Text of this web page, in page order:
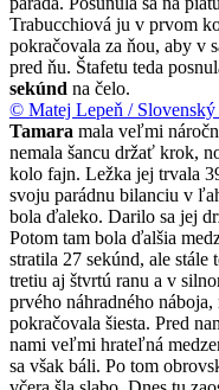
Trabucchiová ju v prvom
pokračovala za ňou, aby v
pred ňu. Štafetu teda
sekúnd na čelo.
© Matej Lepeň / Slovenský
Tamara mala veľmi
nemala šancu držať krok,
kolo fajn. Ležka jej trvala
svoju parádnu bilanciu v
bola ďaleko. Darilo sa jej
Potom tam bola ďalšia
stratila 27 sekúnd, ale
tretiu aj štvrtú ranu a v
prvého náhradného
pokračovala šiesta. Pred
nami veľmi hrateľná
sa však báli. Po tom